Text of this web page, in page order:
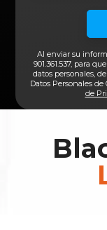
Al enviar su
901.361.537, para
datos personales,
Datos Personales
de